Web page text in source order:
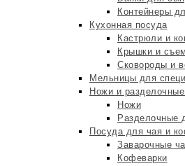
Контейнеры
Кухонная посуда
Кастрюли и
Крышки и
Сковороды и
Мельницы для
Ножи и
Ножи
Разделочные
Посуда для чая и
Заварочные
Кофеварки